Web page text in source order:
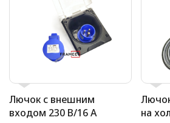
Лючок с внешним
входом 230 В/16 А
на